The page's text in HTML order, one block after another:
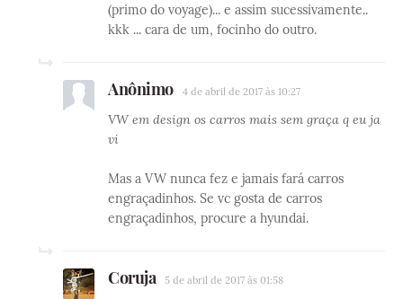
(primo do voyage)... e assim sucessivamente..
kkk ... cara de um, focinho do outro.
Anônimo 4 de abril de 2017 às 10:27
VW em design os carros mais sem graça q eu ja
vi
Mas a VW nunca fez e jamais fará carros
engraçadinhos. Se vc gosta de carros
engraçadinhos, procure a hyundai.
Coruja 5 de abril de 2017 às 01:58